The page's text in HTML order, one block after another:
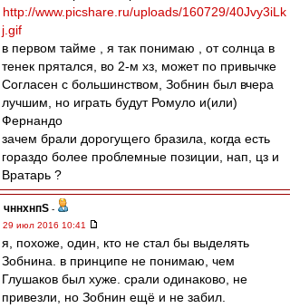
http://www.picshare.ru/uploads/160729/40Jvy3iLk
j.gif
в первом тайме , я так понимаю , от солнца в
тенек прятался, во 2-м хз, может по привычке
Согласен с большинством, Зобнин был вчера
лучшим, но играть будут Ромуло и(или)
Фернандо
зачем брали дорогущего бразила, когда есть
гораздо более проблемные позиции, нап, цз и
Вратарь ?
чннхнпS -
29 июл 2016 10:41
я, похоже, один, кто не стал бы выделять
Зобнина. в принципе не понимаю, чем
Глушаков был хуже. срали одинаково, не
привезли, но Зобнин ещё и не забил.